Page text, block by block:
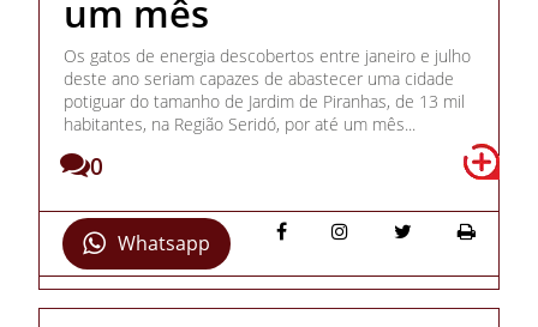
um mês
Os gatos de energia descobertos entre janeiro e julho
deste ano seriam capazes de abastecer uma cidade
potiguar do tamanho de Jardim de Piranhas, de 13 mil
habitantes, na Região Seridó, por até um mês...
0
Whatsapp